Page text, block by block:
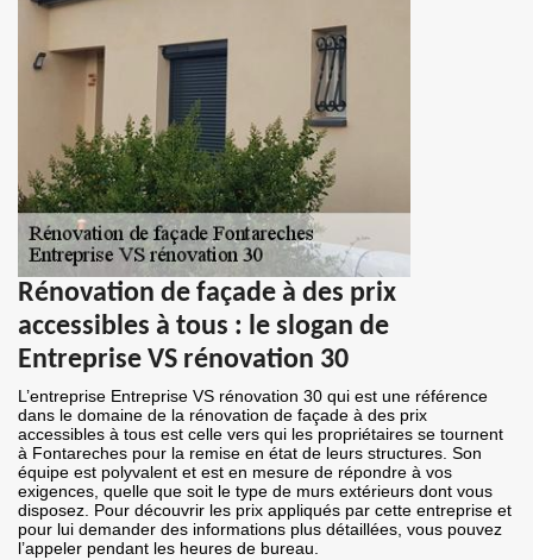
Rénovation de façade à des prix
accessibles à tous : le slogan de
Entreprise VS rénovation 30
L’entreprise Entreprise VS rénovation 30 qui est une référence
dans le domaine de la rénovation de façade à des prix
accessibles à tous est celle vers qui les propriétaires se tournent
à Fontareches pour la remise en état de leurs structures. Son
équipe est polyvalent et est en mesure de répondre à vos
exigences, quelle que soit le type de murs extérieurs dont vous
disposez. Pour découvrir les prix appliqués par cette entreprise et
pour lui demander des informations plus détaillées, vous pouvez
l’appeler pendant les heures de bureau.